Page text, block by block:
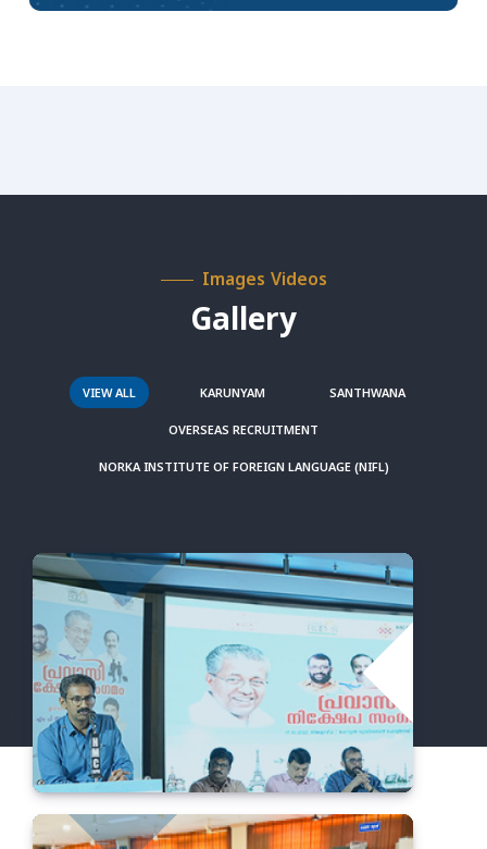
Images Videos
Gallery
VIEW ALL KARUNYAM SANTHWANA
OVERSEAS RECRUITMENT
NORKA INSTITUTE OF FOREIGN LANGUAGE (NIFL)